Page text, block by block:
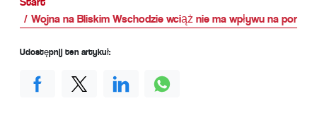
Wojna na Bliskim Wschodzie wciąż nie ma wpływu na
Udostępnij ten artykuł: